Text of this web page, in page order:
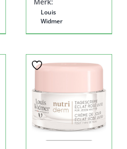
Louis
Widmer